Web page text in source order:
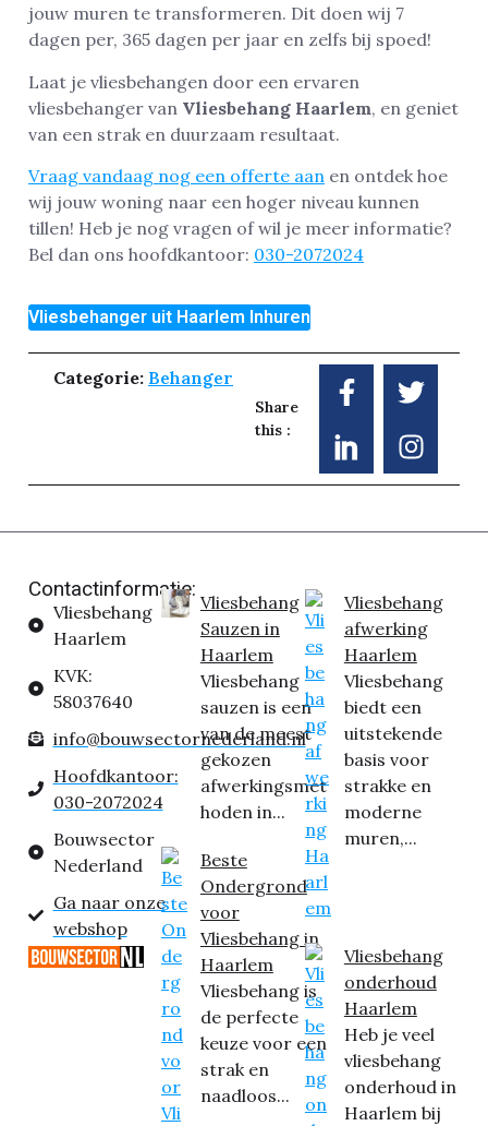
jouw muren te transformeren. Dit doen wij 7
dagen per, 365 dagen per jaar en zelfs bij spoed!
Laat je vliesbehangen door een ervaren
vliesbehanger van Vliesbehang Haarlem, en geniet
van een strak en duurzaam resultaat.
Vraag vandaag nog een offerte aan en ontdek hoe
wij jouw woning naar een hoger niveau kunnen
tillen! Heb je nog vragen of wil je meer informatie?
Bel dan ons hoofdkantoor: 030-2072024
Vliesbehanger uit Haarlem Inhuren
Categorie: Behanger
Share
this :
Contactinformatie:
Vliesbehang
Haarlem
KVK:
58037640
info@bouwsectornederland.nl
Hoofdkantoor:
030-2072024
Bouwsector
Nederland
Ga naar onze
webshop
Vliesbehang
Sauzen in
Haarlem
Vliesbehang
sauzen is een
van de meest
gekozen
afwerkingsmet
hoden in...
Beste
Ondergrond
voor
Vliesbehang in
Haarlem
Vliesbehang is
de perfecte
keuze voor een
strak en
naadloos...
Vliesbehang
afwerking
Haarlem
Vliesbehang
biedt een
uitstekende
basis voor
strakke en
moderne
muren,...
Vliesbehang
onderhoud
Haarlem
Heb je veel
vliesbehang
onderhoud in
Haarlem bij